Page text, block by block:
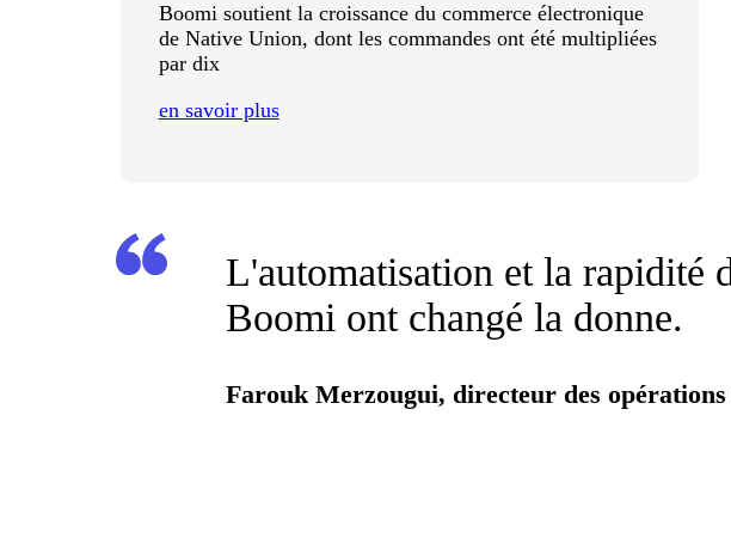
Boomi soutient la croissance du commerce électronique
de Native Union, dont les commandes ont été multipliées
par dix
en savoir plus
L'automatisation et la rapidité
Boomi ont changé la donne.
Farouk Merzougui, directeur des